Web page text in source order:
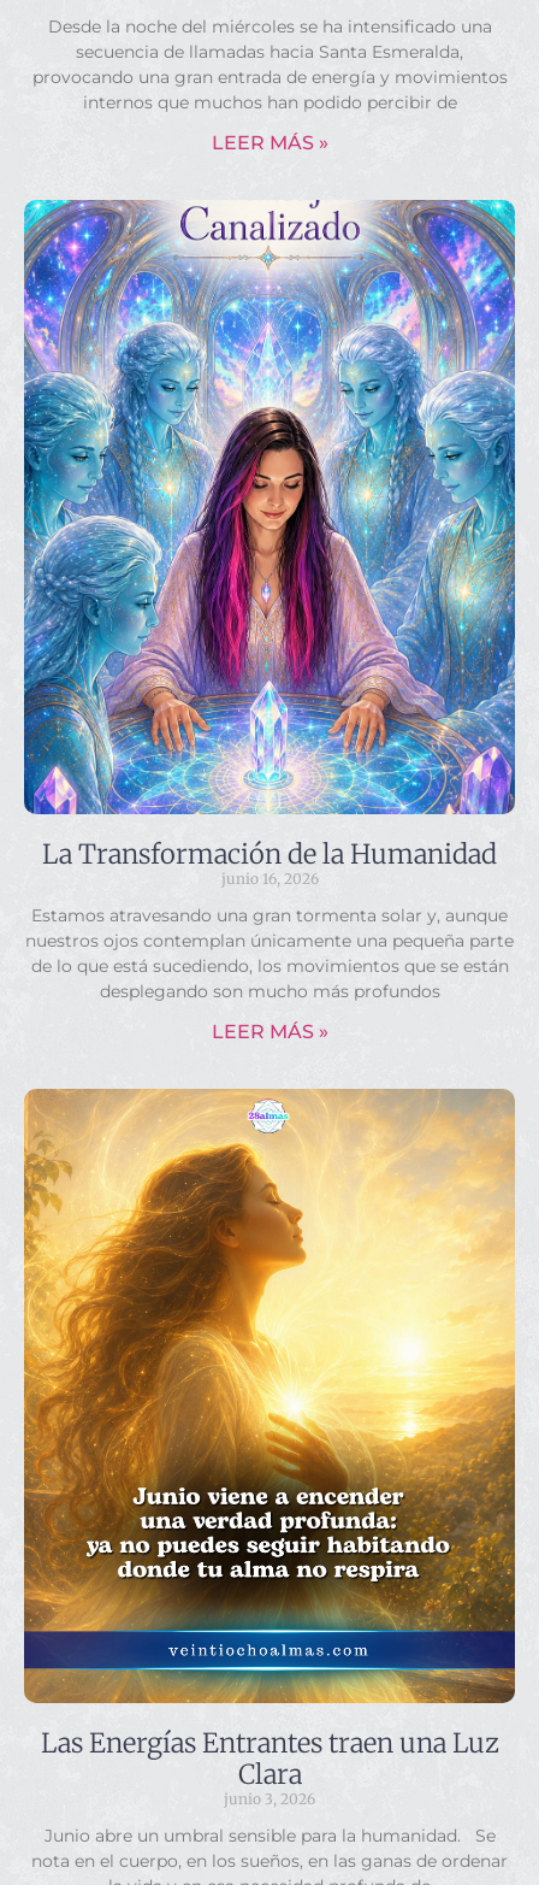
Desde la noche del miércoles se ha intensificado una
secuencia de llamadas hacia Santa Esmeralda,
provocando una gran entrada de energía y movimientos
internos que muchos han podido percibir de
LEER MÁS »
La Transformación de la Humanidad
junio 16, 2026
Estamos atravesando una gran tormenta solar y, aunque
nuestros ojos contemplan únicamente una pequeña parte
de lo que está sucediendo, los movimientos que se están
desplegando son mucho más profundos
LEER MÁS »
Las Energías Entrantes traen una Luz
Clara
junio 3, 2026
Junio abre un umbral sensible para la humanidad. Se
nota en el cuerpo, en los sueños, en las ganas de ordenar